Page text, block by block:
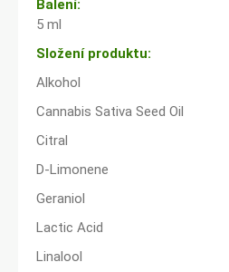
Balení:
5 ml
Složení produktu:
Alkohol
Cannabis Sativa Seed Oil
Citral
D-Limonene
Geraniol
Lactic Acid
Linalool